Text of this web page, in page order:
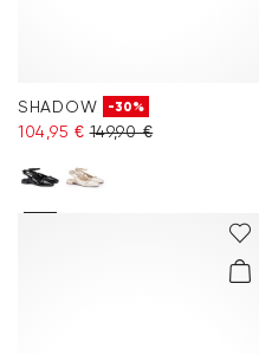
SHADOW -30%
104,95 € 149,90 €